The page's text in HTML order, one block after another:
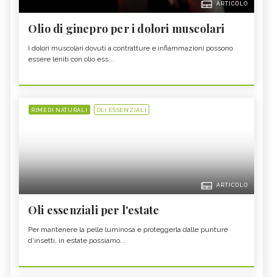
ARTICOLO
Olio di ginepro per i dolori muscolari
I dolori muscolari dovuti a contratture e infiammazioni possono
essere leniti con olio ess...
RIMEDI NATURALI OLI ESSENZIALI
ARTICOLO
Oli essenziali per l'estate
Per mantenere la pelle luminosa e proteggerla dalle punture
d'insetti, in estate possiamo...